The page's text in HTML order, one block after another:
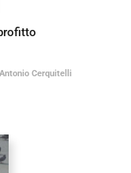
Antonio Cerquitelli